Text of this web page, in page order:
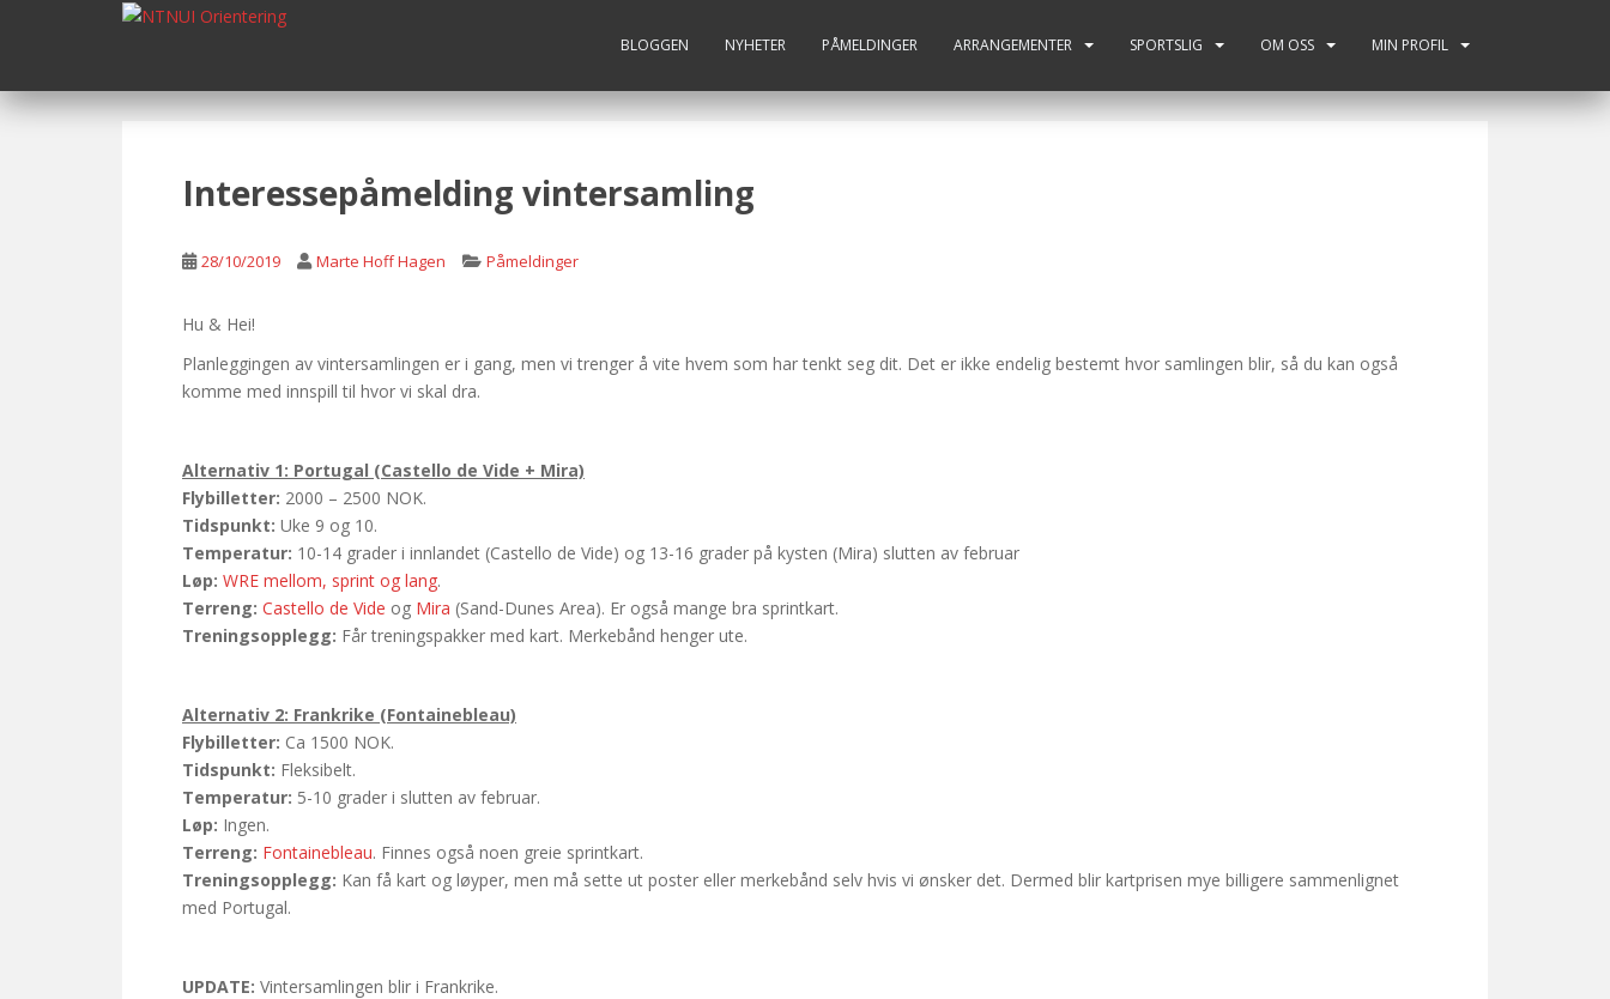
p
BLOGGEN NYHETER PÅMELDINGER ARRANGEMENTER SPORTSLIG OM OSS MIN PROFIL
Interessepåmelding vintersamling
28/10/2019 Marte Hoff Hagen Påmeldinger
Hu & Hei!
Planleggingen av vintersamlingen er i gang, men vi trenger å vite hvem som har tenkt seg dit. Det er ikke endelig bestemt hvor samlingen blir, så du kan også
komme med innspill til hvor vi skal dra.
Alternativ 1: Portugal (Castello de Vide + Mira)
Flybilletter: 2000 – 2500 NOK.
Tidspunkt: Uke 9 og 10.
Temperatur: 10-14 grader i innlandet (Castello de Vide) og 13-16 grader på kysten (Mira) slutten av februar
Løp: WRE mellom, sprint og lang.
Terreng: Castello de Vide og Mira (Sand-Dunes Area). Er også mange bra sprintkart.
Treningsopplegg: Får treningspakker med kart. Merkebånd henger ute.
Alternativ 2: Frankrike (Fontainebleau)
Flybilletter: Ca 1500 NOK.
Tidspunkt: Fleksibelt.
Temperatur: 5-10 grader i slutten av februar.
Løp: Ingen.
Terreng: Fontainebleau. Finnes også noen greie sprintkart.
Treningsopplegg: Kan få kart og løyper, men må sette ut poster eller merkebånd selv hvis vi ønsker det. Dermed blir kartprisen mye billigere sammenlignet
med Portugal.
UPDATE: Vintersamlingen blir i Frankrike.